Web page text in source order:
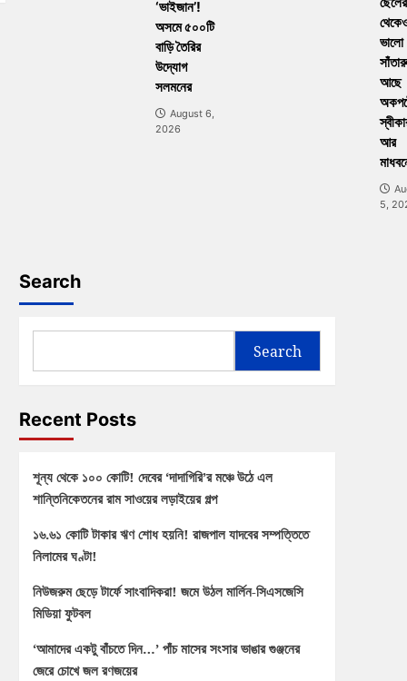
‘ভাইজান’!
অসমে ৫০০টি
বাড়ি তৈরির
উদ্যোগ
সলমনের
August 6,
2026
ভালো
সাঁতারু
আছে
আর
5,
Search
Search
Recent Posts
শূন্য থেকে ১০০ কোটি! দেবের ‘দাদাগিরি’র মঞ্চে উঠে এল
শান্তিনিকেতনের রাম সাওয়ের লড়াইয়ের গল্প
১৬.৬১ কোটি টাকার ঋণ শোধ হয়নি! রাজপাল যাদবের সম্পত্তিতে
নিলামের ঘণ্টা!
নিউজরুম ছেড়ে টার্ফে সাংবাদিকরা! জমে উঠল মার্লিন-সিএসজেসি
মিডিয়া ফুটবল
‘আমাদের একটু বাঁচতে দিন…’ পাঁচ মাসের সংসার ভাঙার গুঞ্জনের
জেরে চোখে জল রণজয়ের